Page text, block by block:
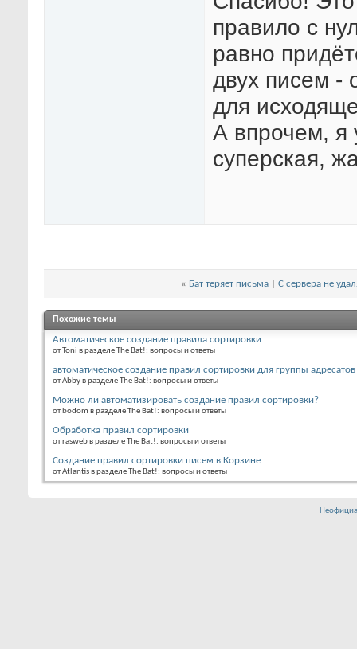
правило с
равно
двух писем -
для
А впрочем,
суперская,
« Бат теряет письма| С сервера не
Похожие темы
Автоматическое создание правила сортировки
от Toni в разделе The Bat!: вопросы и ответы
автоматическое создание правил сортировки для группы
от Abby в разделе The Bat!: вопросы и ответы
Можно ли автоматизировать создание правил сортировки?
от bodom в разделе The Bat!: вопросы и ответы
Обработка правил сортировки
от rasweb в разделе The Bat!: вопросы и ответы
Создание правил сортировки писем в Корзине
от Atlantis в разделе The Bat!: вопросы и ответы